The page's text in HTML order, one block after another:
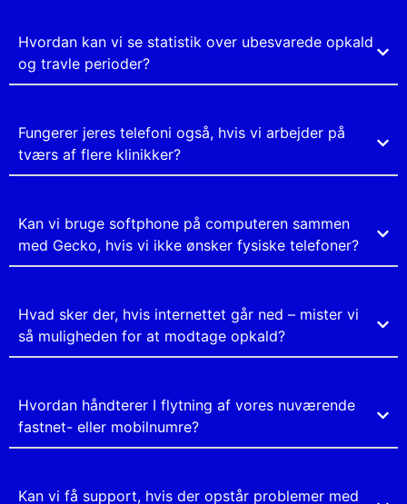
Hvordan kan vi se statistik over ubesvarede opkald
og travle perioder?
Fungerer jeres telefoni også, hvis vi arbejder på
tværs af flere klinikker?
Kan vi bruge softphone på computeren sammen
med Gecko, hvis vi ikke ønsker fysiske telefoner?
Hvad sker der, hvis internettet går ned – mister vi
så muligheden for at modtage opkald?
Hvordan håndterer I flytning af vores nuværende
fastnet- eller mobilnumre?
Kan vi få support, hvis der opstår problemer med